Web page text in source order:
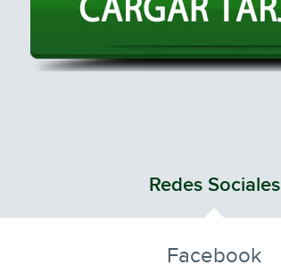
Redes Sociales
Facebook